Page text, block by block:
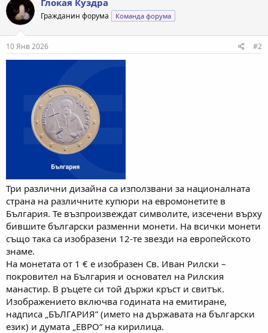
Гражданин форума Команда форума
10 Янв 2026 #2
Три различни дизайна са използвани за националната
страна на различните купюри на евромонетите в
България. Те възпроизвеждат символите, изсечени върху
бившите български разменни монети. На всички монети
също така са изобразени 12-те звезди на европейското
знаме.
На монетата от 1 € е изобразен Св. Иван Рилски –
покровител на България и основател на Рилския
манастир. В ръцете си той държи кръст и свитък.
Изображението включва годината на емитиране,
надписа „БЪЛГАРИЯ” (името на държавата на български
език) и думата „ЕВРО“ на кирилица.